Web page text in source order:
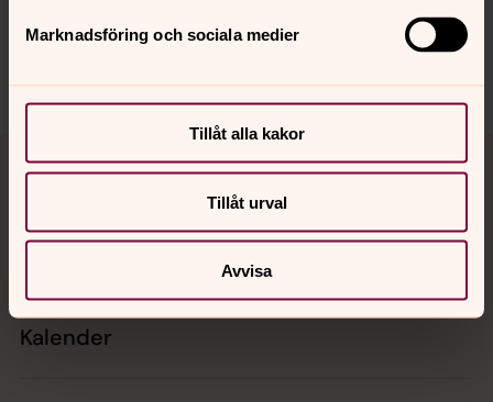
Marknadsföring och sociala medier
Tillåt alla kakor
Tillåt urval
Avvisa
Dela
Kalender